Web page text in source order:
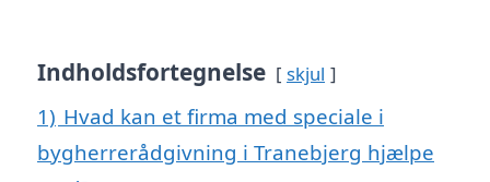
Indholdsfortegnelse skjul
1) Hvad kan et firma med speciale i
bygherrerådgivning i Tranebjerg hjælpe